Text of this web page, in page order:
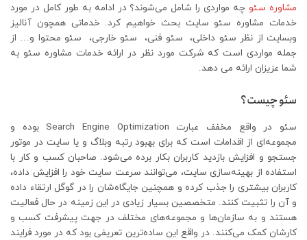
مشاوره سئوچه مواردی را شامل می‌شوند؟ در ادامه به طور کامل در مورد
خدمات مشاوره سئو سایت بحث خواهیم کرد. خدماتی همچون آنالیز
وبسایت از نظر سئو داخلی، سئو فنی، سئو خارجی، سئو محتوا و… از
جمله مواردی است که شرکت مورد نظر در ارائه خدمات مشاوره سئو به
شما عزیزان ارائه می دهد.
سئو چیست؟
سئو در واقع مخفف عبارت Search Engine Optimization بوده و
مجموعه‌ای از اقدامات است که برای بهبود رتبه وبلاگ و یا سایت در موتور
جستجو و افزایش بازدید کاربران بکار برده می‌شود. صاحبان کسب و کار با
استفاده از بهینه‌سازی سایت، می‌توانند سرعت سایت خود را افزایش داده،
کاربران بیشتری را جذب کرده و همچنین جایگاه‌شان را در گوگل ارتقاء داده
و آن را تثبیت کنند. متخصصین بسیار زیادی در این زمینه در حال فعالیت
هستند و به سازمان‌ها و مجموعه‌های مختلف در جهت پیشرفت کسب و
کارشان کمک می‌کنند. در واقع این ساده‌ترین تعریفی بود که در مورد فرایند